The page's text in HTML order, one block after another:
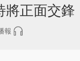
正面交鋒
報